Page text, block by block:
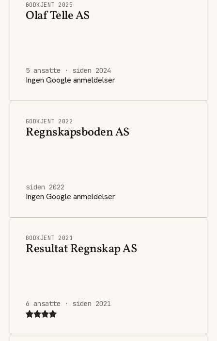
GODKJENT 2025
Olaf Telle AS
5 ansatte · siden 2024
Ingen Google anmeldelser
GODKJENT 2022
Regnskapsboden AS
siden 2022
Ingen Google anmeldelser
GODKJENT 2021
Resultat Regnskap AS
6 ansatte · siden 2021